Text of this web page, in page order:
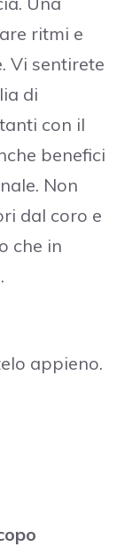
ritmi e
Vi sentirete
di
con il
benefici
Non
dal coro e
che in
appieno.